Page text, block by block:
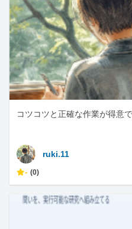
コツコツと正確な作業が得意
ruki.11
- (0)